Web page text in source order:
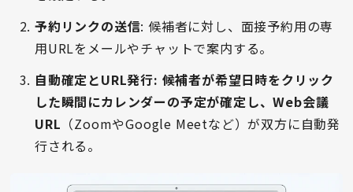
予約リンクの送信: 候補者に対し、面接予約用の専
用URLをメールやチャットで案内する。
自動確定とURL発行: 候補者が希望日時をクリック
した瞬間にカレンダーの予定が確定し、Web会議
URL （ZoomやGoogle Meetなど）が双方に自動発
行される。